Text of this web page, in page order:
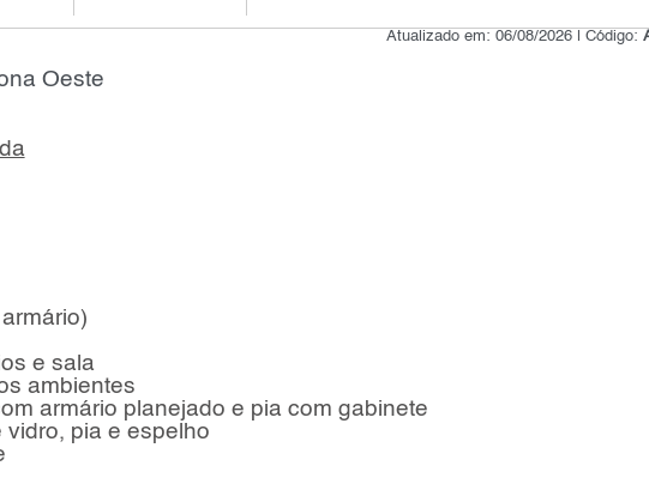
Atualizado em: 06/08/2026 | Código:
Oeste
e sala
ambientes
armário planejado e pia com gabinete
vidro, pia e espelho